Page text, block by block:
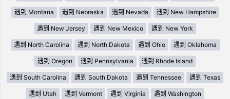
遇到 Montana 遇到 Nebraska 遇到 Nevada 遇到 New Hampshire
遇到 New Jersey 遇到 New Mexico 遇到 New York
遇到 North Carolina 遇到 North Dakota 遇到 Ohio 遇到 Oklahoma
遇到 Oregon 遇到 Pennsylvania 遇到 Rhode Island
遇到 South Carolina 遇到 South Dakota 遇到 Tennessee 遇到 Texas
遇到 Utah 遇到 Vermont 遇到 Virginia 遇到 Washington